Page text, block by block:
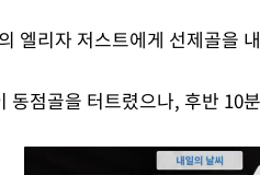
엘리자 저스트에게 선제골을
동점골을 터트렸으나, 후반 10